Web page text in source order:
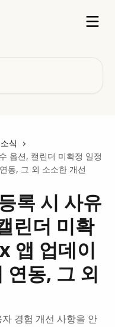
식
옵션, 캘린더 미확정 일정
동, 그 외 소소한 개선
록 시 사유
린더 미확
앱 업데이
연동, 그 외
경험 개선 사항을 안